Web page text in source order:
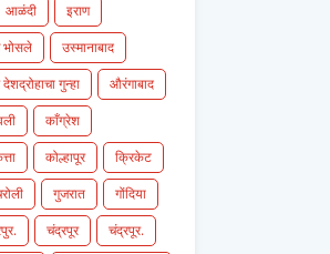
आळंदी
इराण
भोसले
उस्मानाबाद
गुन्हा
औरंगाबाद
काँग्रेश
कोल्हापूर
क्रिकेट
गुजरात
गोंदिया
चंद्रपूर
चंद्रपूर.